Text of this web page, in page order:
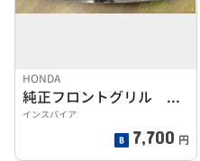
HONDA
純正フロントグリル インスパイア前期
インスパイア
7,700 円